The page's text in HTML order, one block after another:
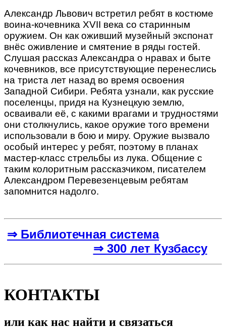
Александр Львович встретил ребят в костюме
воина-кочевника XVII века со старинным
оружием. Он как оживший музейный экспонат
внёс оживление и смятение в ряды гостей.
Слушая рассказ Александра о нравах и быте
кочевников, все присутствующие перенеслись
на триста лет назад во время освоения
Западной Сибири. Ребята узнали, как русские
поселенцы, придя на Кузнецкую землю,
осваивали её, с какими врагами и трудностями
они столкнулись, какое оружие того времени
использовали в бою и миру. Оружие вызвало
особый интерес у ребят, поэтому в планах
мастер-класс стрельбы из лука. Общение с
таким колоритным рассказчиком, писателем
Александром Перевезенцевым ребятам
запомнится надолго.
⇒ Библиотечная система
⇒ 300 лет Кузбассу
КОНТАКТЫ
или как нас найти и связаться